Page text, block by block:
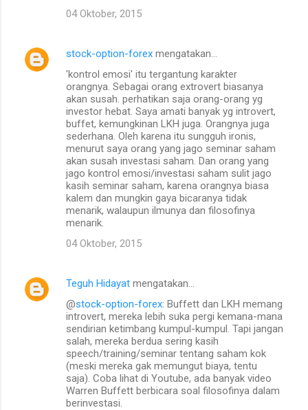
04 Oktober, 2015
stock-option-forex mengatakan…
'kontrol emosi' itu tergantung karakter
orangnya. Sebagai orang extrovert biasanya
akan susah. perhatikan saja orang-orang yg
investor hebat. Saya amati banyak yg introvert,
buffet, kemungkinan LKH juga. Orangnya juga
sederhana. Oleh karena itu sungguh ironis,
menurut saya orang yang jago seminar saham
akan susah investasi saham. Dan orang yang
jago kontrol emosi/investasi saham sulit jago
kasih seminar saham, karena orangnya biasa
kalem dan mungkin gaya bicaranya tidak
menarik, walaupun ilmunya dan filosofinya
menarik.
04 Oktober, 2015
Teguh Hidayat mengatakan…
@stock-option-forex: Buffett dan LKH memang
introvert, mereka lebih suka pergi kemana-mana
sendirian ketimbang kumpul-kumpul. Tapi jangan
salah, mereka berdua sering kasih
speech/training/seminar tentang saham kok
(meski mereka gak memungut biaya, tentu
saja). Coba lihat di Youtube, ada banyak video
Warren Buffett berbicara soal filosofinya dalam
berinvestasi.